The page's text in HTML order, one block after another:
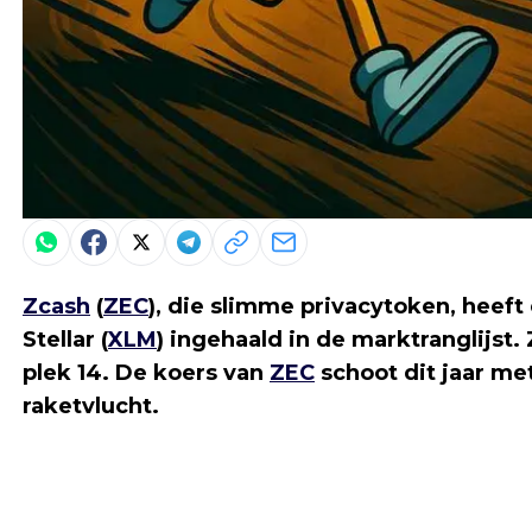
Zcash (ZEC), die slimme privacytoken,
Stellar (XLM) ingehaald in de marktranglijst.
plek 14. De koers van ZEC schoot dit jaar
raketvlucht.